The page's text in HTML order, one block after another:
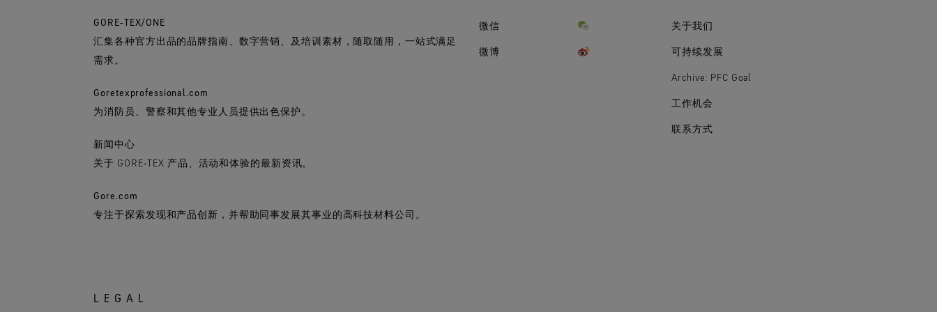
GORE‑TEX/ONE
汇集各种官方出品的品牌指南、数字营销、及培训素材，随取随用，一站式满足
需求。
Goretexprofessional.com
为消防员、警察和其他专业人员提供出色保护。
新闻中心
关于 GORE‑TEX 产品、活动和体验的最新资讯。
Gore.com
专注于探索发现和产品创新，并帮助同事发展其事业的高科技材料公司。
微信
微博
关于我们
可持续发展
Archive: PFC Goal
工作机会
联系方式
LEGAL